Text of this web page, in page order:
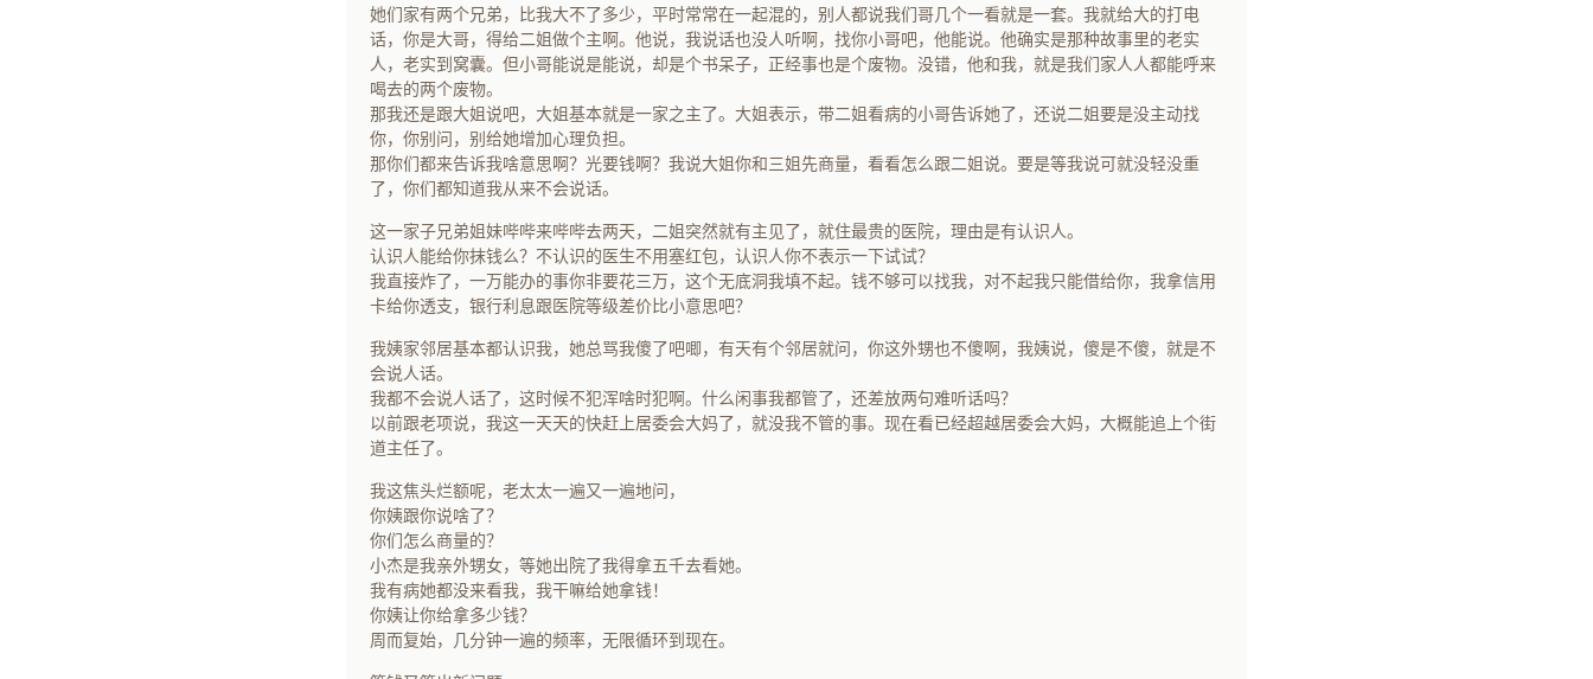
她们家有两个兄弟，比我大不了多少，平时常常在一起混的，别人都说我们哥几个一看就是一套。我就给大的打电
话，你是大哥，得给二姐做个主啊。他说，我说话也没人听啊，找你小哥吧，他能说。他确实是那种故事里的老实
人，老实到窝囊。但小哥能说是能说，却是个书呆子，正经事也是个废物。没错，他和我，就是我们家人人都能呼来
喝去的两个废物。
那我还是跟大姐说吧，大姐基本就是一家之主了。大姐表示，带二姐看病的小哥告诉她了，还说二姐要是没主动找
你，你别问，别给她增加心理负担。
那你们都来告诉我啥意思啊？光要钱啊？我说大姐你和三姐先商量，看看怎么跟二姐说。要是等我说可就没轻没重
了，你们都知道我从来不会说话。
这一家子兄弟姐妹哔哔来哔哔去两天，二姐突然就有主见了，就住最贵的医院，理由是有认识人。
认识人能给你抹钱么？不认识的医生不用塞红包，认识人你不表示一下试试？
我直接炸了，一万能办的事你非要花三万，这个无底洞我填不起。钱不够可以找我，对不起我只能借给你，我拿信用
卡给你透支，银行利息跟医院等级差价比小意思吧？
我姨家邻居基本都认识我，她总骂我傻了吧唧，有天有个邻居就问，你这外甥也不傻啊，我姨说，傻是不傻，就是不
会说人话。
我都不会说人话了，这时候不犯浑啥时犯啊。什么闲事我都管了，还差放两句难听话吗？
以前跟老项说，我这一天天的快赶上居委会大妈了，就没我不管的事。现在看已经超越居委会大妈，大概能追上个街
道主任了。
我这焦头烂额呢，老太太一遍又一遍地问，
你姨跟你说啥了？
你们怎么商量的？
小杰是我亲外甥女，等她出院了我得拿五千去看她。
我有病她都没来看我，我干嘛给她拿钱！
你姨让你给拿多少钱？
周而复始，几分钟一遍的频率，无限循环到现在。